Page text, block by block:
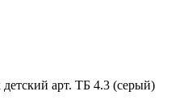
арт. ТБ 4.3 (серый)